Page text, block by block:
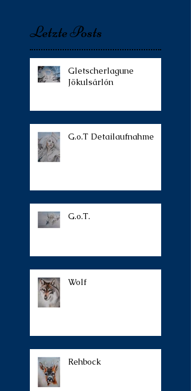
Letzte Posts
Gletscherlagune
Jökulsárlón
G.o.T Detailaufnahme
G.o.T.
Wolf
Rehbock